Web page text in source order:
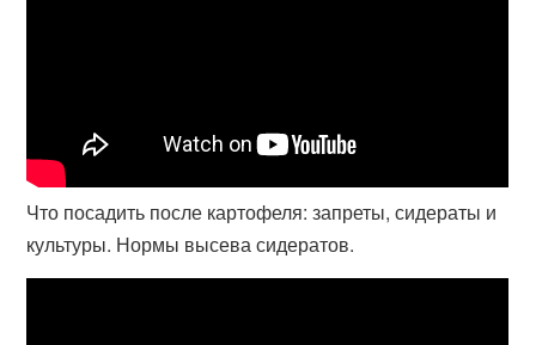
Что посадить после картофеля: запреты, сидераты и
культуры. Нормы высева сидератов.